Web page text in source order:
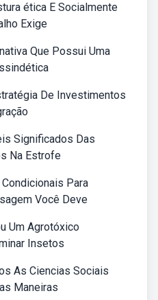
ética E Socialmente
Exige
Que Possui Uma
De Investimentos
Significados Das
Na Estrofe
Para
Você Deve
Um Agrotóxico
Insetos
As Ciencias Sociais
Maneiras